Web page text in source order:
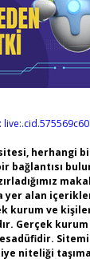
herhangi
bağlantısı
yer alan
kurum ve
Gerçek
niteliği